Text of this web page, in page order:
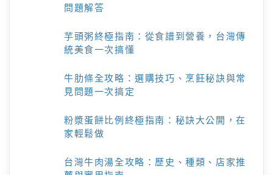
問題解答
芋頭粥終極指南：從食譜到營養，台灣傳
統美食一次搞懂
牛肋條全攻略：選購技巧、烹飪秘訣與常
見問題一次搞定
粉漿蛋餅比例終極指南：秘訣大公開，在
家輕鬆做
台灣牛肉湯全攻略：歷史、種類、店家推